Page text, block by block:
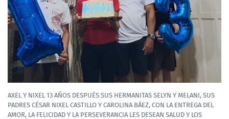
AXEL Y NIXEL 13 AÑOS DESPUÉS SUS HERMANITAS SELYN Y MELANI, SUS
PADRES CÉSAR NIXEL CASTILLO Y CAROLINA BÁEZ, CON LA ENTREGA DEL
AMOR, LA FELICIDAD Y LA PERSEVERANCIA LES DESEAN SALUD Y LOS